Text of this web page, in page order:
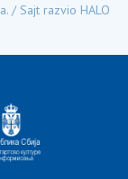
/ Sajt razvio HALO